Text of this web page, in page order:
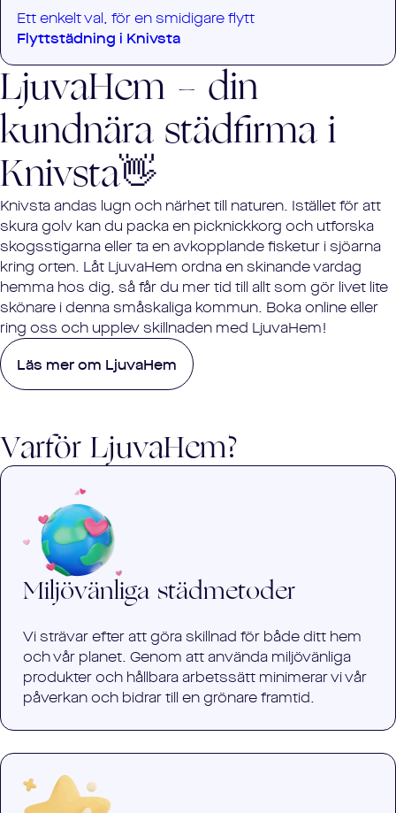
Ett enkelt val, för en smidigare flytt
Flyttstädning i Knivsta
LjuvaHem - din
kundnära städfirma i
Knivsta👋
Knivsta andas lugn och närhet till naturen. Istället för att
skura golv kan du packa en picknickkorg och utforska
skogsstigarna eller ta en avkopplande fisketur i sjöarna
kring orten. Låt LjuvaHem ordna en skinande vardag
hemma hos dig, så får du mer tid till allt som gör livet lite
skönare i denna småskaliga kommun. Boka online eller
ring oss och upplev skillnaden med LjuvaHem!
Läs mer om LjuvaHem
Varför LjuvaHem?
Miljövänliga städmetoder
Vi strävar efter att göra skillnad för både ditt hem
och vår planet. Genom att använda miljövänliga
produkter och hållbara arbetssätt minimerar vi vår
påverkan och bidrar till en grönare framtid.